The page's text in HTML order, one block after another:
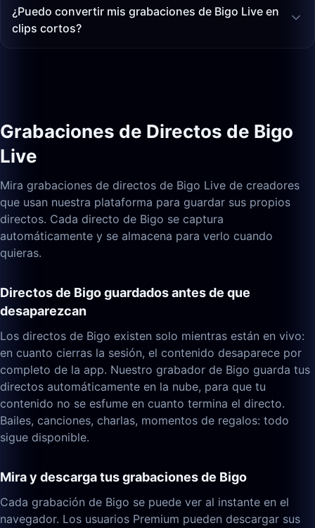
¿Puedo convertir mis grabaciones de Bigo Live en
clips cortos?
Grabaciones de Directos de Bigo
Live
Mira grabaciones de directos de Bigo Live de creadores
que usan nuestra plataforma para guardar sus propios
directos. Cada directo de Bigo se captura
automáticamente y se almacena para verlo cuando
quieras.
Directos de Bigo guardados antes de que
desaparezcan
Los directos de Bigo existen solo mientras están en vivo:
en cuanto cierras la sesión, el contenido desaparece por
completo de la app. Nuestro grabador de Bigo guarda tus
directos automáticamente en la nube, para que tu
contenido no se esfume en cuanto termina el directo.
Bailes, canciones, charlas, momentos de regalos: todo
sigue disponible.
Mira y descarga tus grabaciones de Bigo
Cada grabación de Bigo se puede ver al instante en el
navegador. Los usuarios Premium pueden descargar sus